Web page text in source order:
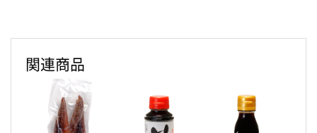
関連商品